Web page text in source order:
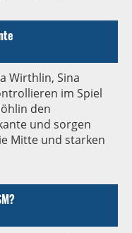
Wirthlin, Sina
im Spiel
den
und sorgen
Mitte und starken